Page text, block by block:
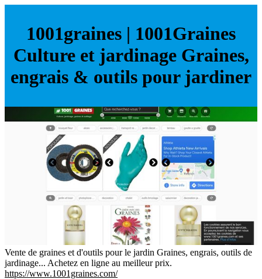
1001graines | 1001Graines
Culture et jardinage Graines,
engrais & outils pour jardiner
Vente de graines et d'outils pour le jardin Graines, engrais, outils de
jardinage... Achetez en ligne au meilleur prix.
https://www.1001graines.com/